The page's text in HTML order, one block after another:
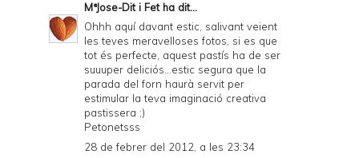
MªJose-Dit i Fetha dit...
Ohhh aquí davant estic, salivant veient
les teves meravelloses fotos, si es que
tot és perfecte, aquest pastís ha de ser
suuuper deliciós...estic segura que la
parada del forn haurà servit per
estimular la teva imaginació creativa
pastissera ;)
Petonetsss
28 de febrer del 2012, a les 23:34